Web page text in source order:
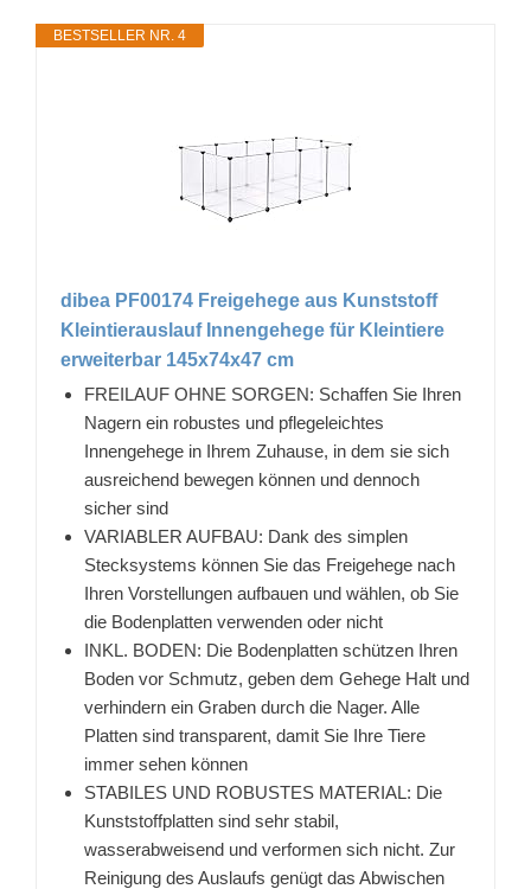
BESTSELLER NR. 4
dibea PF00174 Freigehege aus Kunststoff
Kleintierauslauf Innengehege für Kleintiere
erweiterbar 145x74x47 cm
FREILAUF OHNE SORGEN: Schaffen Sie Ihren
Nagern ein robustes und pflegeleichtes
Innengehege in Ihrem Zuhause, in dem sie sich
ausreichend bewegen können und dennoch
sicher sind
VARIABLER AUFBAU: Dank des simplen
Stecksystems können Sie das Freigehege nach
Ihren Vorstellungen aufbauen und wählen, ob Sie
die Bodenplatten verwenden oder nicht
INKL. BODEN: Die Bodenplatten schützen Ihren
Boden vor Schmutz, geben dem Gehege Halt und
verhindern ein Graben durch die Nager. Alle
Platten sind transparent, damit Sie Ihre Tiere
immer sehen können
STABILES UND ROBUSTES MATERIAL: Die
Kunststoffplatten sind sehr stabil,
wasserabweisend und verformen sich nicht. Zur
Reinigung des Auslaufs genügt das Abwischen